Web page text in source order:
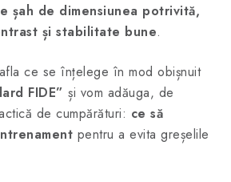
noi Condiţii generale de vânzare
șah de dimensiunea potrivită,
și stabilitate bune.
ce se înțelege în mod obișnuit
FIDE” și vom adăuga, de
de cumpărături: ce să
pentru a evita greșelile